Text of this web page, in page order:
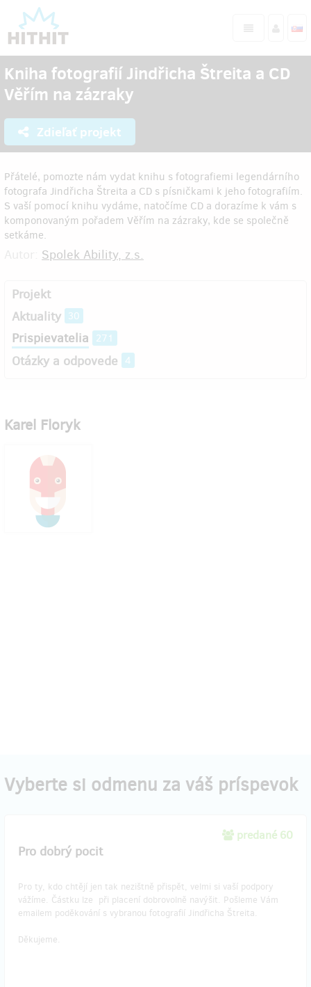
Kniha fotografií Jindřicha Štreita a CD
Věřím na zázraky
Zdieľať projekt
Přátelé, pomozte nám vydat knihu s fotografiemi legendárního
fotografa Jindřicha Štreita a CD s písničkami k jeho fotografiím.
S vaší pomocí knihu vydáme, natočíme CD a dorazíme k vám s
komponovaným pořadem Věřím na zázraky, kde se společně
setkáme.
Spolek Ability, z.s.
Projekt
Aktuality 30
Prispievatelia 271
Otázky a odpovede 4
Karel Floryk
Vyberte si odmenu za váš príspevok
predané 60
Pro dobrý pocit
Pro ty, kdo chtějí jen tak nezištně přispět, velmi si vaší podpory
vážíme. Částku lze při placení dobrovolně navýšit. Pošleme Vám
emailem poděkování s vybranou fotografií Jindřicha Štreita.
Děkujeme.